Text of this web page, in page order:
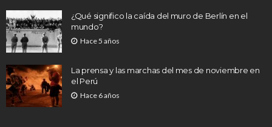
¿Qué significo la caída del muro de Berlín en el
mundo?
Hace 5 años
La prensa y las marchas del mes de noviembre en
el Perú
Hace 6 años